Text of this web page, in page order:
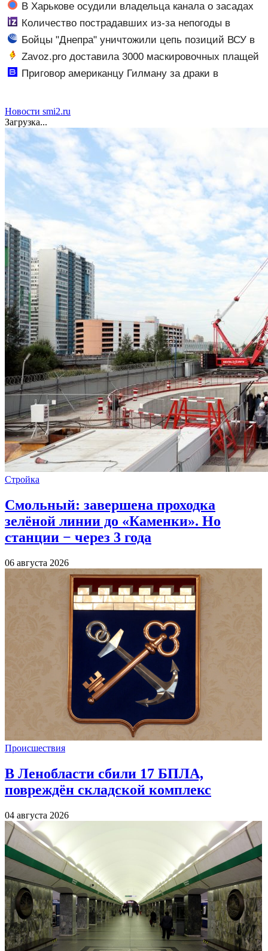
В Харькове осудили владельца канала о засадах
ТЦККоличество пострадавших из-за непогоды в
Ростове-на-Дону возросло до 28
Бойцы "Днепра" уничтожили цепь позиций ВСУ в
Орехове
Zavoz.pro доставила 3000 маскировочных плащей
«Морок» для СВО
Приговор американцу Гилману за драки в
Новости smi2.ru
Загрузка...
Стройка
Смольный: завершена проходка
зелёной линии до «Каменки». Но
станции − через 3 года
06 августа 2026
Происшествия
В Ленобласти сбили 17 БПЛА,
повреждён складской комплекс
04 августа 2026